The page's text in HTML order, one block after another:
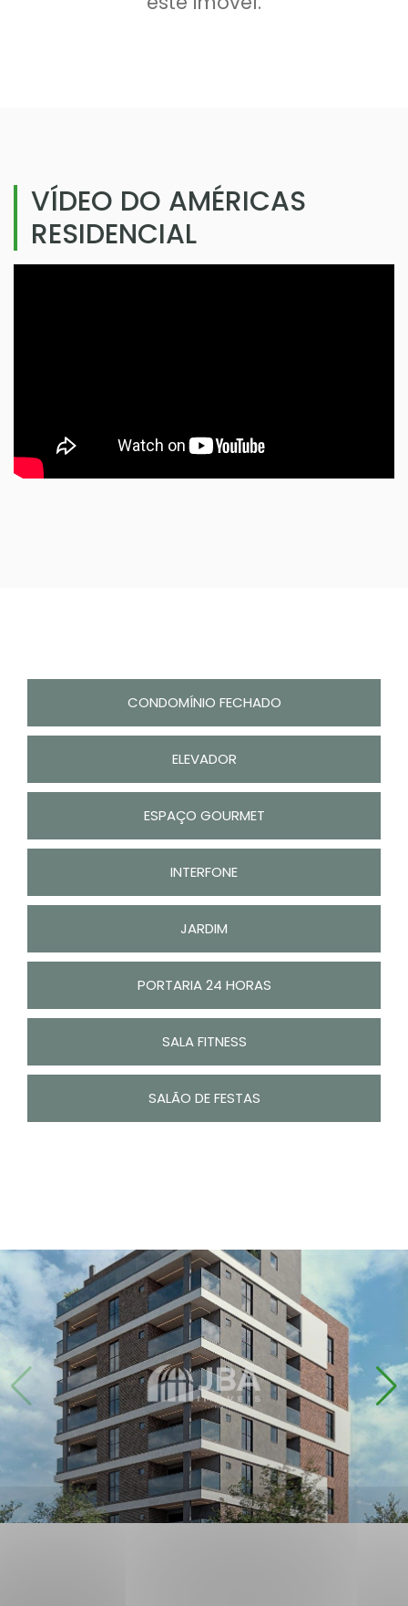
VÍDEO DO AMÉRICAS
RESIDENCIAL
CONDOMÍNIO FECHADO
ELEVADOR
ESPAÇO GOURMET
INTERFONE
JARDIM
PORTARIA 24 HORAS
SALA FITNESS
SALÃO DE FESTAS